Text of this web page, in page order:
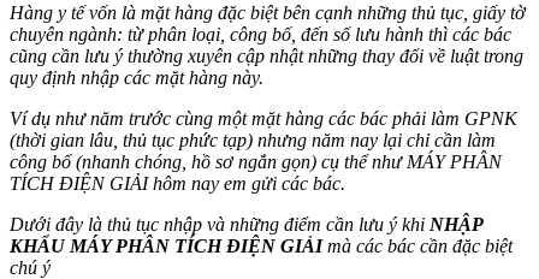
Hàng y tế vốn là mặt hàng đặc biệt bên cạnh những thủ tục, giấy tờ
chuyên ngành: từ phân loại, công bố, đến số lưu hành thì các bác
cũng cần lưu ý thường xuyên cập nhật những thay đổi về luật trong
quy định nhập các mặt hàng này.
Ví dụ như năm trước cùng một mặt hàng các bác phải làm GPNK
(thời gian lâu, thủ tục phức tạp) nhưng năm nay lại chỉ cần làm
công bố (nhanh chóng, hồ sơ ngắn gọn) cụ thể như MÁY PHÂN
TÍCH ĐIỆN GIẢI hôm nay em gửi các bác.
Dưới đây là thủ tục nhập và những điểm cần lưu ý khi NHẬP
KHẨU MÁY PHÂN TÍCH ĐIỆN GIẢImà các bác cần đặc biệt
chú ý